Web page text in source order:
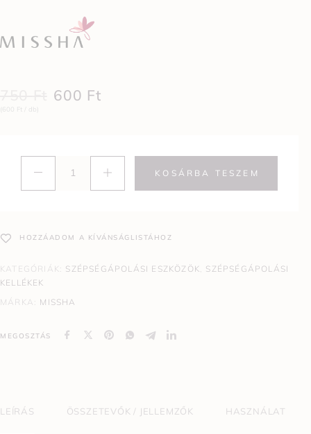
600 Ft
(600 Ft / db)
KOSÁRBA TESZEM
HOZZÁADOM A KÍVÁNSÁGLISTÁHOZ
KATEGÓRIÁK: SZÉPSÉGÁPOLÁSI ESZKÖZÖK, SZÉPSÉGÁPOLÁSI
KELLÉKEK
MÁRKA: MISSHA
MEGOSZTÁS
LEÍRÁS ÖSSZETEVŐK / JELLEMZŐK HASZNÁLAT